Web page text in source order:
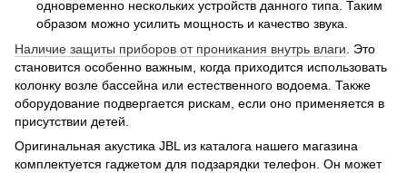
одновременно нескольких устройств данного типа. Таким
образом можно усилить мощность и качество звука.
Наличие защиты приборов от проникания внутрь влаги . Это
становится особенно важным, когда приходится использовать
колонку возле бассейна или естественного водоема. Также
оборудование подвергается рискам, если оно применяется в
присутствии детей.
Оригинальная акустика JBL из каталога нашего магазина
комплектуется гаджетом для подзарядки телефон. Он может